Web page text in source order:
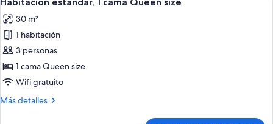
size
todas
las
fotos
de
Habitación
estándar,
cama
30 m²
1 habitación
3 personas
1 cama Queen size
Wifi gratuito
Más detalles
Más